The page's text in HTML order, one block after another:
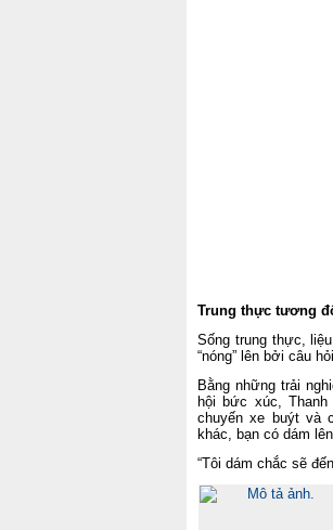
Trung thực tương
Sống trung thực,
“nóng” lên bởi câu
Bằng những trải
hội bức xúc,
chuyến xe buýt và
khác, bạn có dám
“Tôi dám chắc sẽ